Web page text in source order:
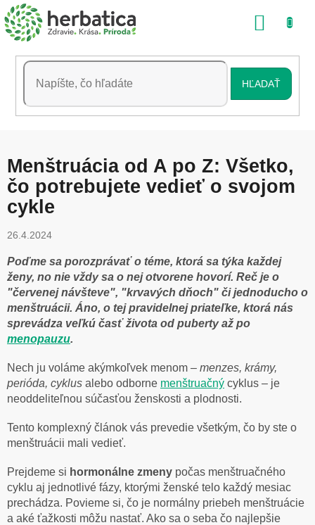
Prejsť
na
obsah
HĽADAŤ
Menštruácia od A po Z: Všetko,
čo potrebujete vedieť o svojom
cykle
26.4.2024
Poďme sa porozprávať o téme, ktorá sa týka každej
ženy, no nie vždy sa o nej otvorene hovorí. Reč je o
"červenej návšteve", "krvavých dňoch" či jednoducho o
menštruácii. Áno, o tej pravidelnej priateľke, ktorá nás
sprevádza veľkú časť života od puberty až po
menopauzu.
Nech ju voláme akýmkoľvek menom – menzes, krámy,
perióda, cyklus alebo odborne menštruačný cyklus – je
neoddeliteľnou súčasťou ženskosti a plodnosti.
Tento komplexný článok vás prevedie všetkým, čo by ste o
menštruácii mali vedieť.
Prejdeme si hormonálne zmeny počas menštruačného
cyklu aj jednotlivé fázy, ktorými ženské telo každý mesiac
prechádza. Povieme si, čo je normálny priebeh menštruácie
a aké ťažkosti môžu nastať. Ako sa o seba čo najlepšie